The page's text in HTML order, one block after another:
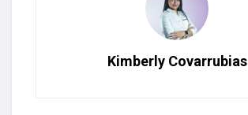
Kimberly Covarrubias